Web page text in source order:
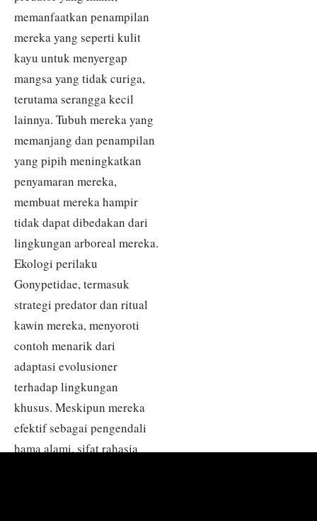
memanfaatkan penampilan
mereka yang seperti kulit
kayu untuk menyergap
mangsa yang tidak curiga,
terutama serangga kecil
lainnya. Tubuh mereka yang
memanjang dan penampilan
yang pipih meningkatkan
penyamaran mereka,
membuat mereka hampir
tidak dapat dibedakan dari
lingkungan arboreal mereka.
Ekologi perilaku
Gonypetidae, termasuk
strategi predator dan ritual
kawin mereka, menyoroti
contoh menarik dari
adaptasi evolusioner
terhadap lingkungan
khusus. Meskipun mereka
efektif sebagai pengendali
hama alami, sifat rahasia